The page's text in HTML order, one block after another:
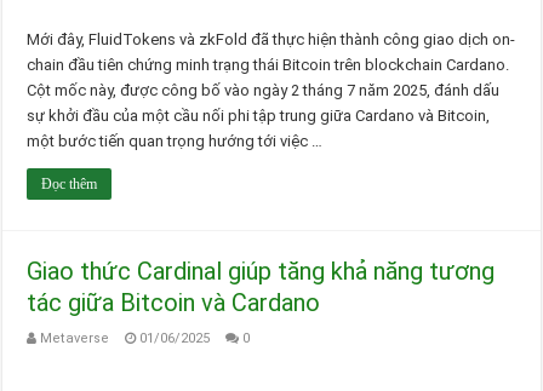
Mới đây, FluidTokens và zkFold đã thực hiện thành công giao dịch on-
chain đầu tiên chứng minh trạng thái Bitcoin trên blockchain Cardano.
Cột mốc này, được công bố vào ngày 2 tháng 7 năm 2025, đánh dấu
sự khởi đầu của một cầu nối phi tập trung giữa Cardano và Bitcoin,
một bước tiến quan trọng hướng tới việc …
Đọc thêm
Giao thức Cardinal giúp tăng khả năng tương
tác giữa Bitcoin và Cardano
Metaverse 01/06/2025 0